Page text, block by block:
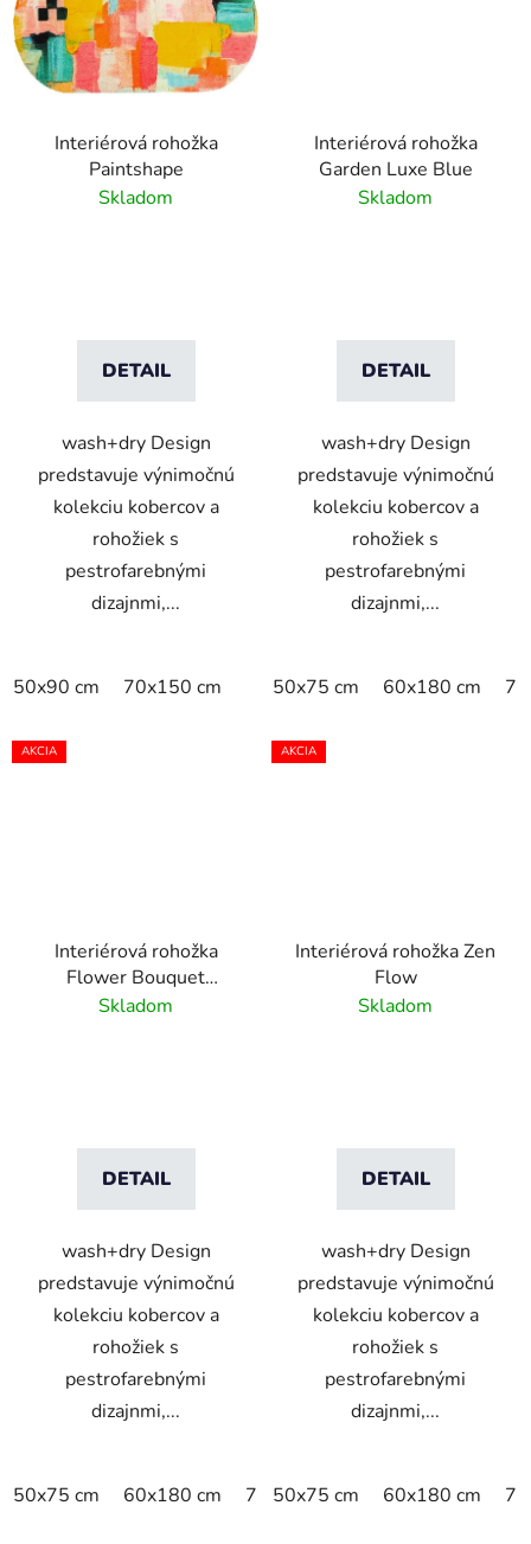
Interiérová rohožka
Paintshape
Skladom
DETAIL
wash+dry Design
predstavuje výnimočnú
kolekciu kobercov a
rohožiek s
pestrofarebnými
dizajnmi,...
50x90 cm 70x150 cm
Interiérová rohožka
Garden Luxe Blue
Skladom
DETAIL
wash+dry Design
predstavuje výnimočnú
kolekciu kobercov a
rohožiek s
pestrofarebnými
dizajnmi,...
50x75 cm 60x180 cm
AKCIA
Interiérová rohožka
Flower Bouquet
Daylight
Skladom
DETAIL
wash+dry Design
predstavuje výnimočnú
kolekciu kobercov a
rohožiek s
pestrofarebnými
dizajnmi,...
50x75 cm 60x180 cm 75x120 cm
AKCIA
Interiérová rohožka Zen
Flow
Skladom
DETAIL
wash+dry Design
predstavuje výnimočnú
kolekciu kobercov a
rohožiek s
pestrofarebnými
dizajnmi,...
50x75 cm 60x180 cm